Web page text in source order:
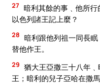
27 暗利其餘的事﹑他所
以色列諸王記上麼？
28 暗利跟他列祖一同長
替他作王。
29 猶大王亞撒三十八年
王；暗利的兒子亞哈在撒